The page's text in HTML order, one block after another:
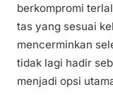
berkompromi
tas yang sesuai
mencerminkan
tidak lagi hadir
menjadi opsi